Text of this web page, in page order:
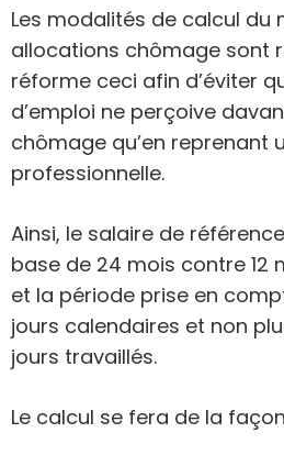
Les modalités de calcul du
allocations chômage sont
réforme ceci afin d’éviter
d’emploi ne perçoive
chômage qu’en reprenant
professionnelle.
Ainsi, le salaire de
base de 24 mois contre 12
et la période prise en
jours calendaires et non
jours travaillés.
Le calcul se fera de la